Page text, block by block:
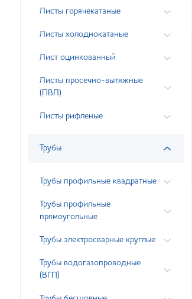
Листы горячекатаные
Листы холоднокатаные
Лист оцинкованный
Листы просечно-вытяжные
(ПВЛ)
Листы рифленые
Трубы
Трубы профильные квадратные
Трубы профильные
прямоугольные
Трубы электросварные круглые
Трубы водогазопроводные
(ВГП)